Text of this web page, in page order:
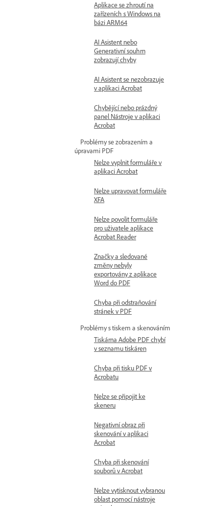
Aplikace se zhroutí na
zařízeních s Windows na
bázi ARM64
AI Asistent nebo
Generativní souhrn
zobrazují chyby
AI Asistent se nezobrazuje
v aplikaci Acrobat
Chybějící nebo prázdný
panel Nástroje v aplikaci
Acrobat
Problémy se zobrazením a
úpravami PDF
Nelze vyplnit formuláře v
aplikaci Acrobat
Nelze upravovat formuláře
XFA
Nelze povolit formuláře
pro uživatele aplikace
Acrobat Reader
Značky a sledované
změny nebyly
exportovány z aplikace
Word do PDF
Chyba při odstraňování
stránek v PDF
Problémy s tiskem a skenováním
Tiskárna Adobe PDF chybí
v seznamu tiskáren
Chyba při tisku PDF v
Acrobatu
Nelze se připojit ke
skeneru
Negativní obraz při
skenování v aplikaci
Acrobat
Chyba při skenování
souborů v Acrobat
Nelze vytisknout vybranou
oblast pomocí nástroje